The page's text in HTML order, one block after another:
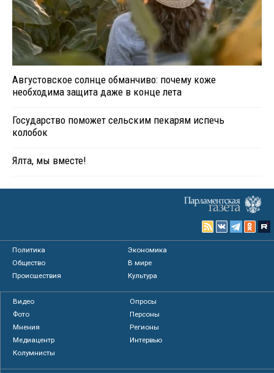
Августовское солнце обманчиво: почему коже
необходима защита даже в конце лета
Государство поможет сельским пекарям испечь
колобок
Ялта, мы вместе!
Политика
Экономика
Общество
В мире
Происшествия
Культура
Видео
Опросы
Фото
Персоны
Мнения
Регионы
Медиацентр
Интервью
Колумнисты